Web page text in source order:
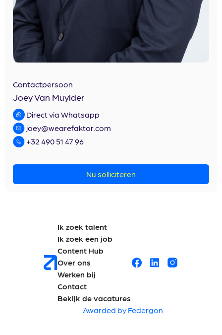
Contactpersoon
Joey Van Muylder
Direct via Whatsapp
joey@wearefaktor.com
+32 490 51 47 96
Nu solliciteren
Ik zoek talent
Ik zoek een job
Content Hub
Over ons
Werken bij
Contact
Bekijk de vacatures
Awarded by Federgon